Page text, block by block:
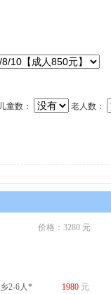
儿童数： 老人数：
价格：3280 元
1980元
2-6人*